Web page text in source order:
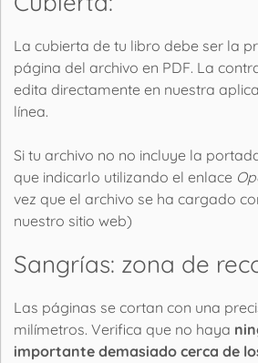
La cubierta de tu libro debe ser la
página del archivo en PDF. La
edita directamente en nuestra
línea.
Si tu archivo no no incluye la
que indicarlo utilizando el enlace
vez que el archivo se ha cargado
nuestro sitio web)
Sangrías: zona de
Las páginas se cortan con una
milímetros. Verifica que no haya
importante demasiado cerca de